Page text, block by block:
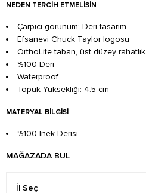
NEDEN TERCIH ETMELISIN
Çarpıcı görünüm: Deri tasarım
Efsanevi Chuck Taylor logosu
OrthoLite taban, üst düzey rahatlık
%100 Deri
Waterproof
Topuk Yüksekliği: 4.5 cm
MATERYAL BILGISI
%100 İnek Derisi
MAĞAZADA BUL